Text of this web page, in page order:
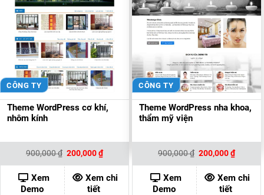
CÔNG TY
Theme WordPress cơ khí,
nhôm kính
900,000₫ Giá
là:
900,000 ₫.
200,000₫Giá
hiện
tại
là:
200,000 ₫.
Xem
Demo
Xem chi
tiết
CÔNG TY
Theme WordPress nha khoa,
thẩm mỹ viện
900,000₫ Giá
là:
900,000 ₫.
200,000₫Giá
hiện
tại
là:
Xem
Demo
Xem chi
tiết